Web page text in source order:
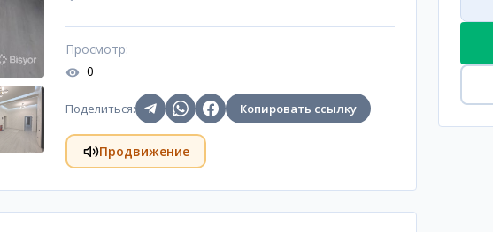
Просмотр:
0
Поделиться: Копировать ссылку
Продвижение